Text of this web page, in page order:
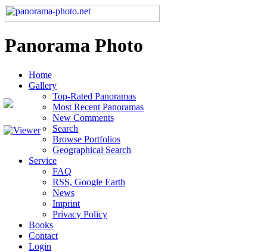
Panorama Photo
Home
Gallery
Top-Rated Panoramas
Most Recent Panoramas
New Comments
Search
Browse Portfolios
Geographical Search
Service
FAQ
RSS, Google Earth
News
Imprint
Privacy Policy
Books
Contact
Login